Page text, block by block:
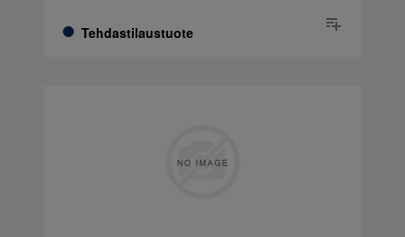
Tehdastilaustuote